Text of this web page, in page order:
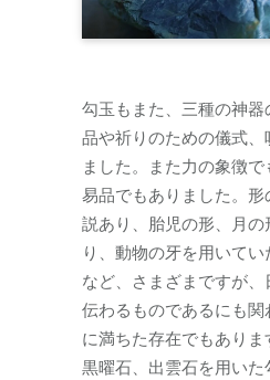
勾玉もまた、三種の神
品や祈りのための儀式
ました。また力の象徴
易品でもありました。
説あり、胎児の形、月
り、動物の牙を用いて
など、さまざまですが
伝わるものであるにも
に満ちた存在でもありま
黒曜石、出雲石を用い